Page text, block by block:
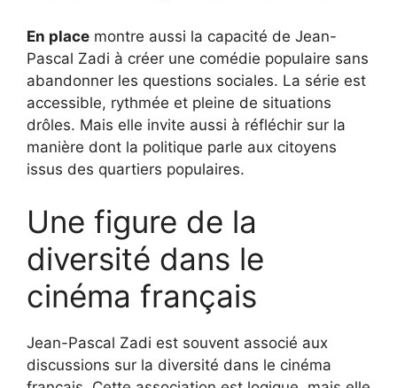
En place montre aussi la capacité de Jean-
Pascal Zadi à créer une comédie populaire sans
abandonner les questions sociales. La série est
accessible, rythmée et pleine de situations
drôles. Mais elle invite aussi à réfléchir sur la
manière dont la politique parle aux citoyens
issus des quartiers populaires.
Une figure de la
diversité dans le
cinéma français
Jean-Pascal Zadi est souvent associé aux
discussions sur la diversité dans le cinéma